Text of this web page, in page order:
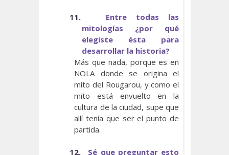
11.
Entre todas las
mitologías ¿por qué
elegiste ésta para
desarrollar la historia?
Más que nada, porque es en
NOLA donde se origina el
mito del Rougarou, y como el
mito está envuelto en la
cultura de la ciudad, supe que
allí tenía que ser el punto de
partida.
12.
Sé que preguntar esto